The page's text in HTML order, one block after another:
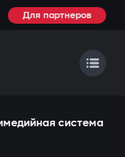
Для партнеров
система